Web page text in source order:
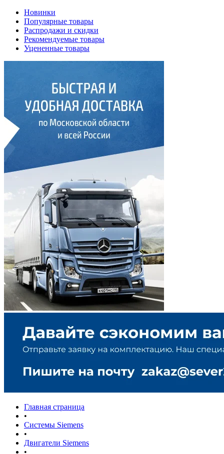
Новинки
Популярные товары
Распродажи и скидки
Рекомендуемые товары
Уцененные товары
Главная страница
•
Системы Siemens
•
Двигатели Siemens
•